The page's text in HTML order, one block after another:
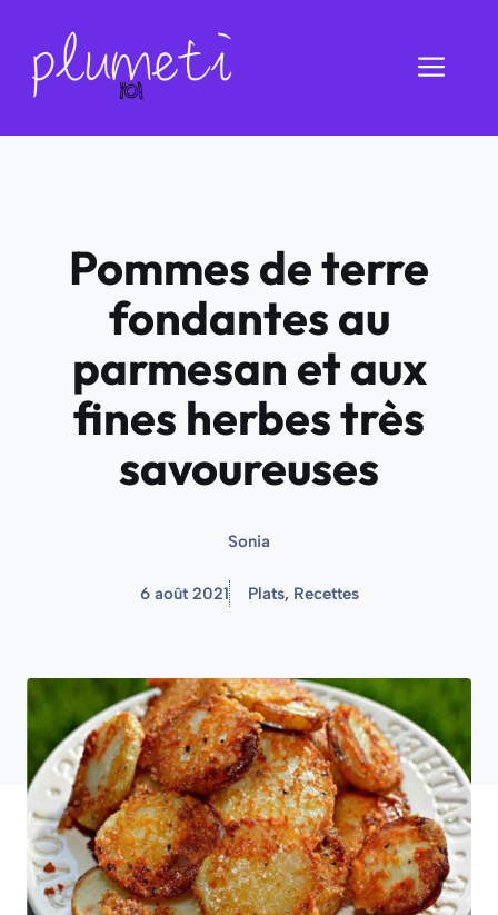
contenu
Pommes de terre
fondantes au
parmesan et aux
fines herbes très
savoureuses
Sonia
6 août 2021 Plats, Recettes